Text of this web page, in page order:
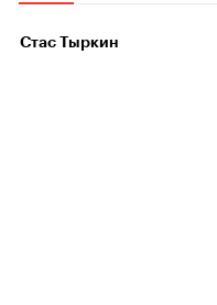
Стас Тыркин